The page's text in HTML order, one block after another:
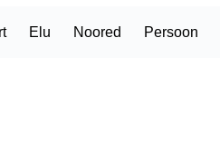
Elu Noored Persoon